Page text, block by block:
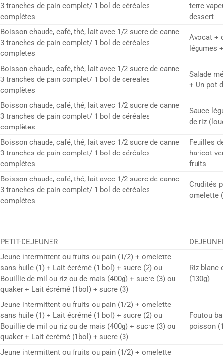
3 tranches de pain complet/ 1 bol de céréales
complètes
terre
dessert
Boisson chaude, café, thé, lait avec 1/2 sucre de canne
3 tranches de pain complet/ 1 bol de céréales
complètes
Avocat +
légumes
Boisson chaude, café, thé, lait avec 1/2 sucre de canne
3 tranches de pain complet/ 1 bol de céréales
complètes
Salade
+ Un pot
Boisson chaude, café, thé, lait avec 1/2 sucre de canne
3 tranches de pain complet/ 1 bol de céréales
complètes
Sauce
de riz
Boisson chaude, café, thé, lait avec 1/2 sucre de canne
3 tranches de pain complet/ 1 bol de céréales
complètes
Feuilles
haricot
fruits
Boisson chaude, café, thé, lait avec 1/2 sucre de canne
3 tranches de pain complet/ 1 bol de céréales
complètes
Crudités
omelette
PETIT-DEJEUNER
Jeune intermittent ou fruits ou pain (1/2) + omelette
sans huile (1) + Lait écrémé (1 bol) + sucre (2) ou
Bouillie de mil ou riz ou de mais (400g) + sucre (3) ou
quaker + Lait écrémé (1bol) + sucre (3)
Riz blanc
(130g)
Jeune intermittent ou fruits ou pain (1/2) + omelette
sans huile (1) + Lait écrémé (1 bol) + sucre (2) ou
Bouillie de mil ou riz ou de mais (400g) + sucre (3) ou
quaker + Lait écrémé (1bol) + sucre (3)
Foutou
poisson
Jeune intermittent ou fruits ou pain (1/2) + omelette